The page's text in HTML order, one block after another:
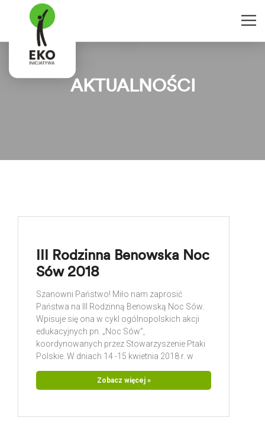
AKTUALNOŚCI
III Rodzinna Benowska Noc
Sów 2018
Szanowni Państwo! Miło nam zaprosić
Państwa na III Rodzinną Benowską Noc Sów.
Wpisuje się ona w cykl ogólnopolskich akcji
edukacyjnych pn. „Noc Sów”,
koordynowanych przez Stowarzyszenie Ptaki
Polskie. W dniach 14 -15 kwietnia 2018 r. w
wydarzenie dla dzieci, ich rodziców oraz
poniżej. 14
Zobacz więcej »